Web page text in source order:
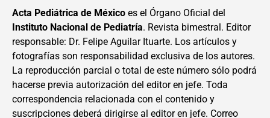
Acta Pediátrica de México es el Órgano Oficial del
Instituto Nacional de Pediatría. Revista bimestral. Editor
responsable: Dr. Felipe Aguilar Ituarte. Los artículos y
fotografías son responsabilidad exclusiva de los autores.
La reproducción parcial o total de este número sólo podrá
hacerse previa autorización del editor en jefe. Toda
correspondencia relacionada con el contenido y
suscripciones deberá dirigirse al editor en jefe. Correo